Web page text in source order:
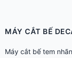
MÁY CẮT BẾ
Máy cắt bế tem